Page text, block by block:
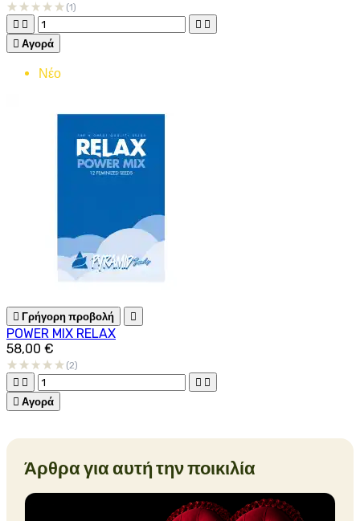
(1)
   
 Αγορά
Νέο
 Γρήγορη προβολή 
POWER MIX RELAX
58,00 €
(2)
   
 Αγορά
Άρθρα για αυτή την ποικιλία